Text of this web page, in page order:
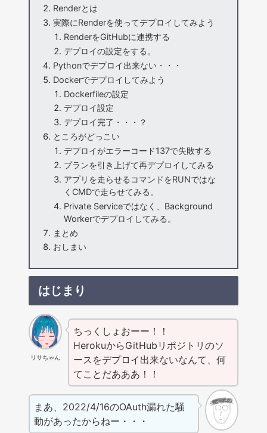
Renderとは
実際にRenderを使ってデプロイしてみよう
RenderをGitHubに連携する
デプロイの設定をする。
Pythonでデプロイ出来ない・・・
Dockerでデプロイしてみよう
Dockerfileの設定
デプロイ設定
デプロイ完了・・・？
ところがどっこい
デプロイがエラーコード137で失敗する
プランを引き上げて再デプロイしてみる
アプリを走らせるコマンドをRUNではな
くCMDで走らせてみる。
Private Serviceではなく、Background
Workerでデプロイしてみる。
まとめ
おしまい
はじまり
リサちゃん
ちっくしょおーー！！
HerokuからGitHubリポジトリのソ
ースをデプロイ出来ないなんて、何
てことだあああ！！
まあ、2022/4/16のOAuth漏れた騒
動があったからねー・・・